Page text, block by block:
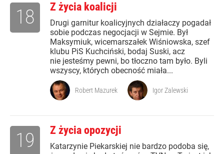
Z życia koalicji
Drugi garnitur koalicyjnych działaczy pogadał
sobie podczas negocjacji w Sejmie. Był
Maksymiuk, wicemarszałek Wiśniowska, szef
klubu PiS Kuchciński, bodaj Suski, acz
nie jesteśmy pewni, bo tłoczno tam było. Byli
wszyscy, których obecność miała...
18
Robert Mazurek Igor Zalewski
Z życia opozycji
Katarzynie Piekarskiej nie bardzo podoba się,
19